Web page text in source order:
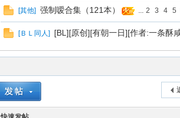
[其他] 强制嗳合集（121本） ... 2 3 4 5
[ＢＬ同人] [BL][原创][有朝一日][作者:一条酥